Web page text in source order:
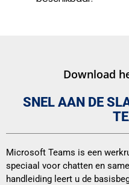
Download
SNEL AAN DE
Microsoft Teams is een
speciaal voor chatten en
handleiding leert u de